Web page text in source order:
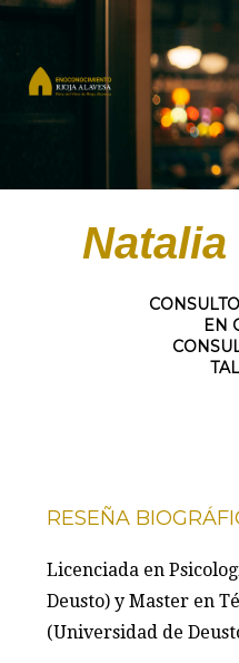
Natalia
EN
RESEÑA
Licenciada en
Deusto) y Master en
(Universidad de